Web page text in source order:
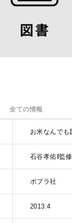
全ての情報
お米なんでも
石谷孝佑‖監修
ポプラ社
2013.4